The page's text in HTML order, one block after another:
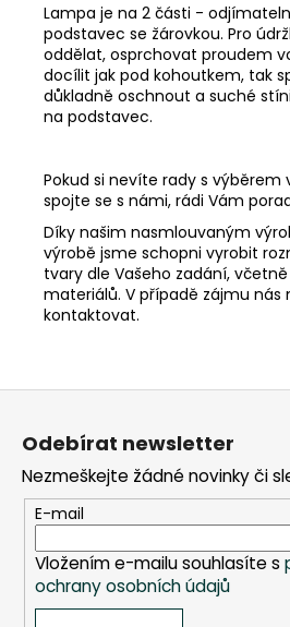
Lampa je na 2 části -
podstavec se žárovkou. Pro
oddělat, osprchovat proudem
docílit jak pod kohoutkem, tak
důkladně oschnout a suché
na podstavec.
Pokud si nevíte rady s
spojte se s námi, rádi Vám
Díky našim nasmlouvaným
výrobě jsme schopni vyrobit
tvary dle Vašeho zadání,
materiálů. V případě zájmu nás
kontaktovat.
Z
Odebírat newsletter
Nezmeškejte žádné novinky či
E-mail
Vložením e-mailu souhlasíte s
ochrany osobních údajů